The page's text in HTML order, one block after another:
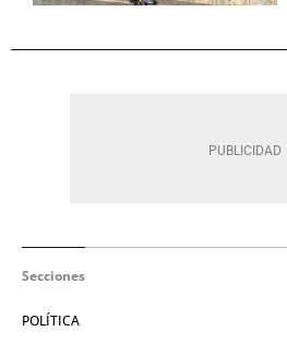
Secciones
POLÍTICA